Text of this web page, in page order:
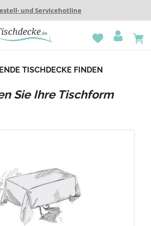
und Servicehotline
TISCHDECKE FINDEN
Sie Ihre Tischform